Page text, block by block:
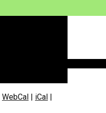
WebCal | iCal |